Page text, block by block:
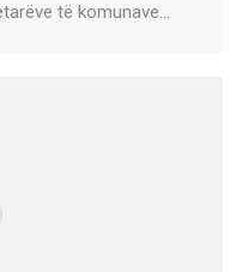
të komunave…